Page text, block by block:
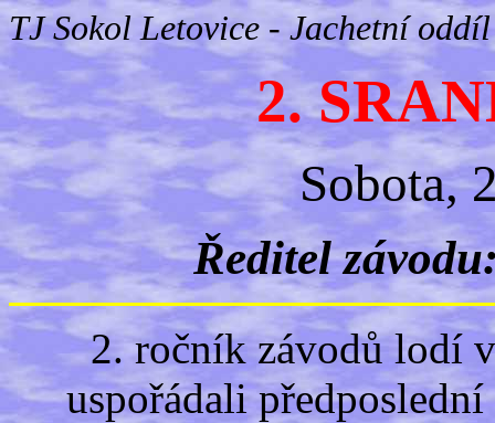
TJ Sokol Letovice - Jachetní oddíl
2.
Sobota,
Ředitel
2. ročník závodů lodí
uspořádali